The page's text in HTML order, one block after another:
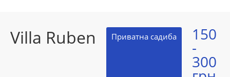
Villa Ruben Приватна садиба 150
-
300